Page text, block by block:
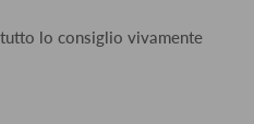
lo consiglio vivamente